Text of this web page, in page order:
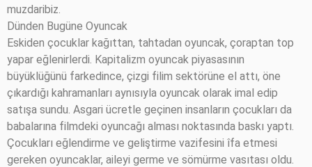
muzdaribiz.
Dünden Bugüne Oyuncak
Eskiden çocuklar kağıttan, tahtadan oyuncak, çoraptan top
yapar eğlenirlerdi. Kapitalizm oyuncak piyasasının
büyüklüğünü farkedince, çizgi filim sektörüne el attı, öne
çıkardığı kahramanları aynısıyla oyuncak olarak imal edip
satışa sundu. Asgari ücretle geçinen insanların çocukları da
babalarına filmdeki oyuncağı alması noktasında baskı yaptı.
Çocukları eğlendirme ve geliştirme vazifesini îfa etmesi
gereken oyuncaklar, aileyi germe ve sömürme vasıtası oldu.